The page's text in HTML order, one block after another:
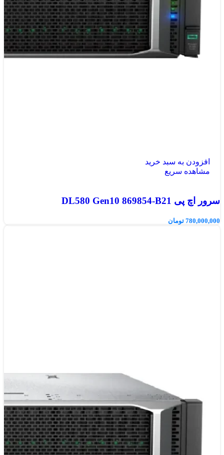
افزودن به سبد خرید
مشاهده سریع
سرور اچ پی DL580 Gen10 869854-B21
780,000,000 تومان